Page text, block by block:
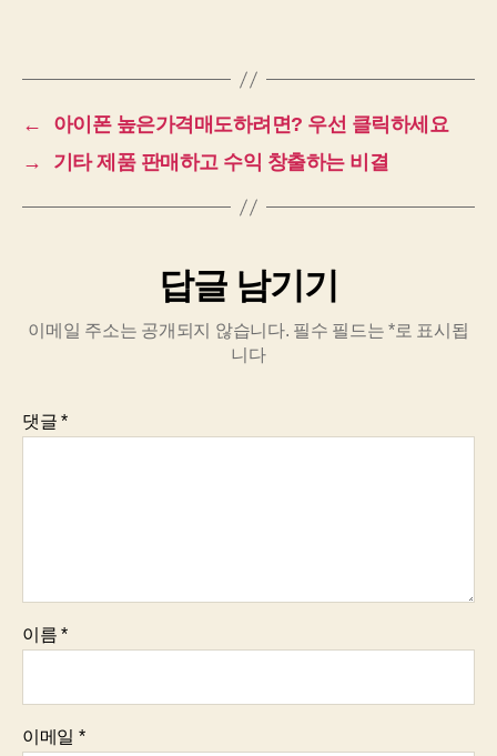
←
아이폰 높은가격매도하려면? 우선 클릭하세요
→
기타 제품 판매하고 수익 창출하는 비결
답글 남기기
이메일 주소는 공개되지 않습니다. 필수 필드는*로 표시됩
니다
댓글*
이름*
이메일 *